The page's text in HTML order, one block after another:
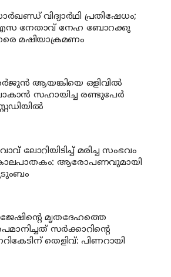
വിദ്യാര്‍ഥി പ്രതിഷേധം;
നേതാവ് നേഹ ബോറക്കു
മഷിയാക്രമണം
ആയങ്കിയെ ഒളിവില്‍
സഹായിച്ച രണ്ടുപേര്‍
ലോറിയിടിച്ച് മരിച്ച സംഭവം
ആരോപണവുമായി
മൃതദേഹത്തെ
സര്‍ക്കാറിന്റെ
തെളിവ്: പിണറായി